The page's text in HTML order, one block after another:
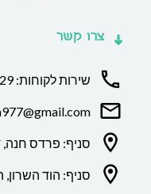
צרו קשר
שירות לקוחות: 0733753129
סניף: פרדס חנה,
סניף: הוד השרון,